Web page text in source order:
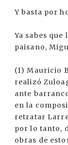
Y basta por
Ya sabes
paisano,
(1) Mauricio
realizó
ante
en la
retratar
por lo tanto,
obras de